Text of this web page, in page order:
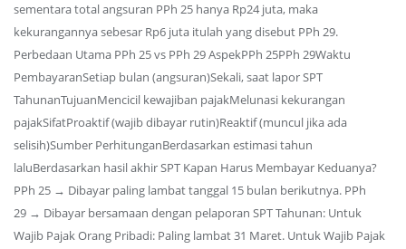
sementara total angsuran PPh 25 hanya Rp24 juta, maka
kekurangannya sebesar Rp6 juta itulah yang disebut PPh 29.
Perbedaan Utama PPh 25 vs PPh 29 AspekPPh 25PPh 29Waktu
PembayaranSetiap bulan (angsuran)Sekali, saat lapor SPT
TahunanTujuanMencicil kewajiban pajakMelunasi kekurangan
pajakSifatProaktif (wajib dibayar rutin)Reaktif (muncul jika ada
selisih)Sumber PerhitunganBerdasarkan estimasi tahun
laluBerdasarkan hasil akhir SPT Kapan Harus Membayar Keduanya?
PPh 25 → Dibayar paling lambat tanggal 15 bulan berikutnya. PPh
29 → Dibayar bersamaan dengan pelaporan SPT Tahunan: Untuk
Wajib Pajak Orang Pribadi: Paling lambat 31 Maret. Untuk Wajib Pajak